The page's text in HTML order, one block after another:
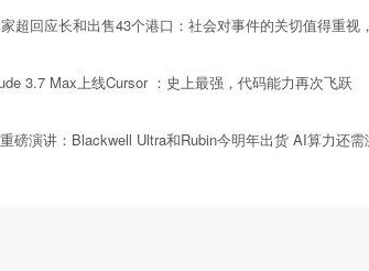
回应长和出售43个港口：社会对事件的关切值得重视
3.7 Max上线Cursor ：史上最强，代码能力再次飞跃
演讲：Blackwell Ultra和Rubin今明年出货 AI算力还需